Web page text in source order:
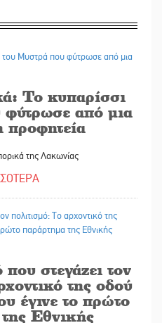
Το κυπαρίσσι
από μια
προφητεία
της Λακωνίας
στεγάζει τον
της οδού
έγινε το πρώτο
Εθνικής